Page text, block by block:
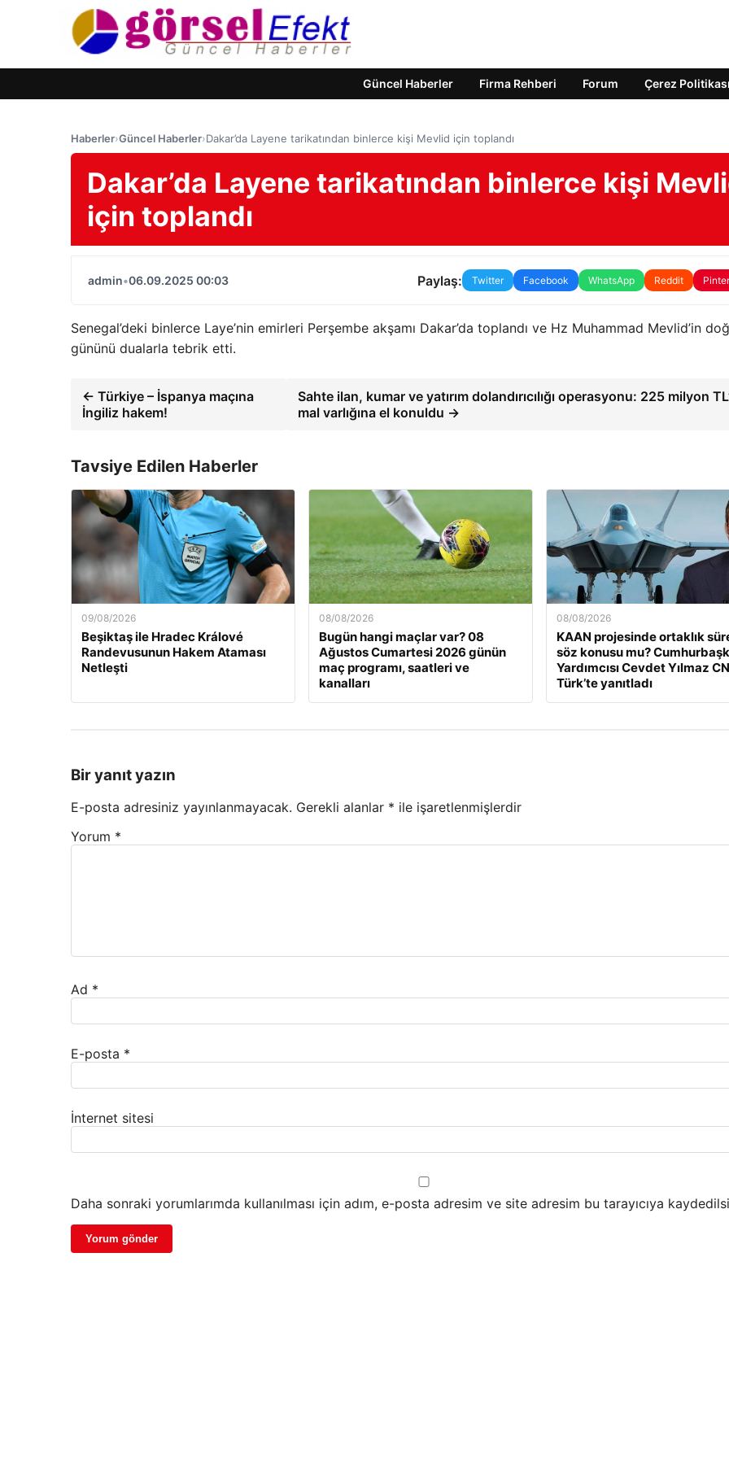
Güncel Haberler Firma Rehberi Forum Çerez Politikası
Haberler›Güncel Haberler›Dakar’da Layene tarikatından binlerce kişi Mevlid için toplandı
Dakar’da Layene tarikatından binlerce kişi
için toplandı
admin•06.09.2025 00:03 Paylaş: Twitter Facebook WhatsApp Reddit
Senegal’deki binlerce Laye’nin emirleri Perşembe akşamı Dakar’da toplandı ve Hz Muhammad Mevlid’in
gününü dualarla tebrik etti.
← Türkiye – İspanya maçına
İngiliz hakem!
Sahte ilan, kumar ve yatırım dolandırıcılığı operasyonu: 225 milyon
mal varlığına el konuldu →
Tavsiye Edilen Haberler
09/08/2026
Beşiktaş ile Hradec Králové
Randevusunun Hakem Ataması
Netleşti
08/08/2026
Bugün hangi maçlar var? 08
Ağustos Cumartesi 2026 günün
maç programı, saatleri ve
kanalları
08/08/2026
KAAN projesinde ortaklık
söz konusu mu?
Yardımcısı Cevdet Yılmaz
Türk’te yanıtladı
Bir yanıt yazın
E-posta adresiniz yayınlanmayacak. Gerekli alanlar * ile işaretlenmişlerdir
Yorum *
Ad *
E-posta *
İnternet sitesi
Daha sonraki yorumlarımda kullanılması için adım, e-posta adresim ve site adresim bu tarayıcıya